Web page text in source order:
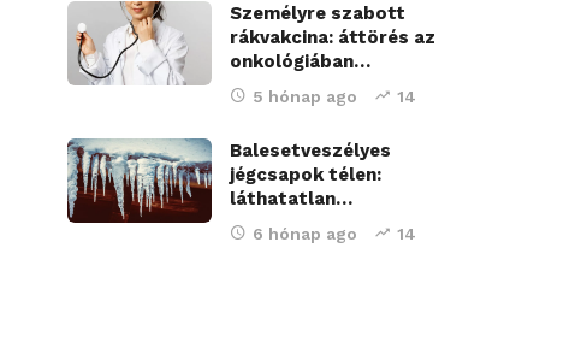
Személyre szabott
rákvakcina: áttörés az
onkológiában…
5 hónap ago 14
Balesetveszélyes
jégcsapok télen:
láthatatlan…
6 hónap ago 14